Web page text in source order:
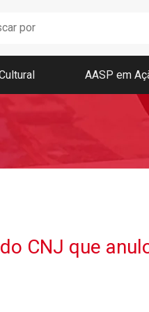
AASP em
CNJ que